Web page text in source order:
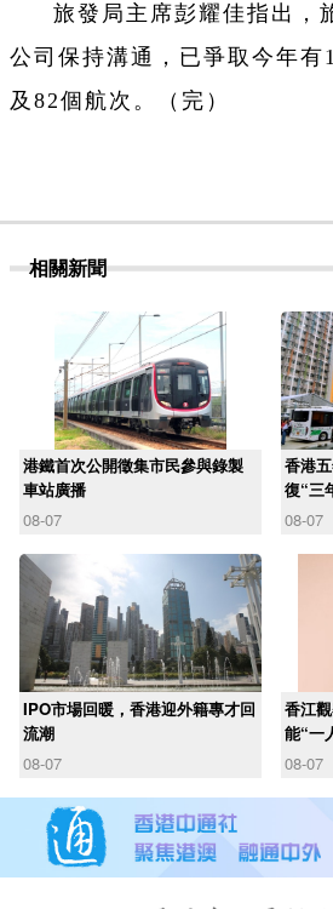
旅發局主席彭耀佳指出，
公司保持溝通，已爭取今年有
及82個航次。（完）
相關新聞
港鐵首次公開徵集市民參與錄製
車站廣播
08-07
香港
復“三
08-07
IPO市場回暖，香港迎外籍專才回
流潮
08-07
香江
能“一
08-07